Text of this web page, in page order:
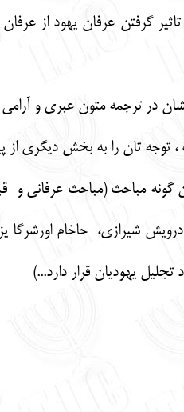
تاثیر گرفتن عرفان یهود از
در ترجمه متون عبری و
توجه تان را به بخش دیگری از
گونه مباحث (مباحث عرفانی و
شیرازی، حاخام
یهودیان قرار دارد...)